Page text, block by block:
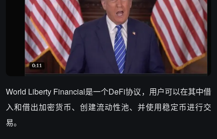
World Liberty Financial是一个DeFi协议，用户可以在其中借
入和借出加密货币、创建流动性池、并使用稳定币进行交
易。